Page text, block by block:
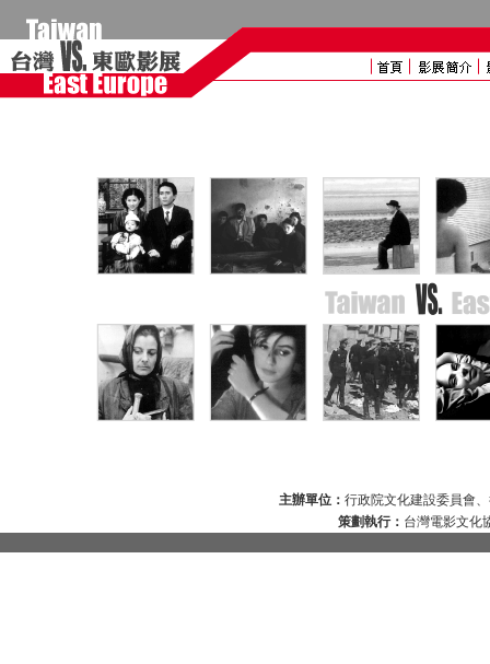
主辦單位： 行政院文化建設委員會
策劃執行： 台灣電影文化